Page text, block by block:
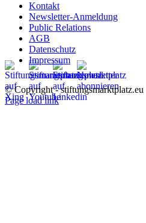
Kontakt
Newsletter-Anmeldung
Public Relations
AGB
Datenschutz
Impressum
© Copyright - stiftungsmarktplatz.eu
Page load link